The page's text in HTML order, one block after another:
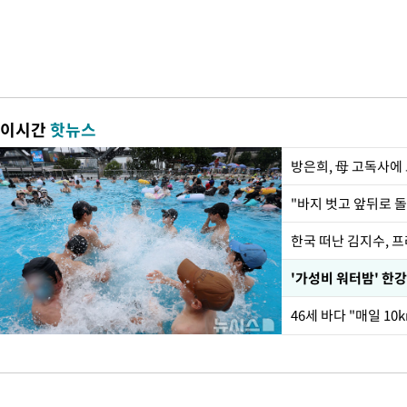
이시간핫뉴스
방은희, 母 고독사
한국 떠난 김지수,